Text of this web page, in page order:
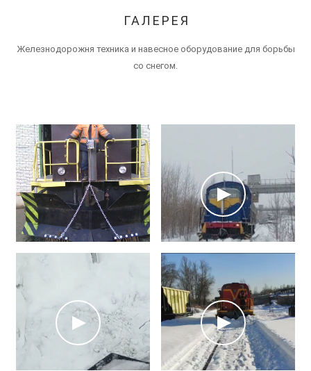
ГАЛЕРЕЯ
Железнодорожня техника и навесное оборудование для борьбы
со снегом.